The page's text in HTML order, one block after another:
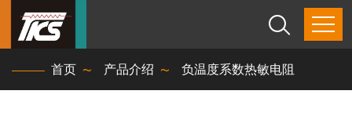
首页 产品介绍 负温度系数热敏电阻